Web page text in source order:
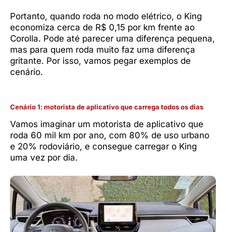
Portanto, quando roda no modo elétrico, o King
economiza cerca de R$ 0,15 por km frente ao
Corolla. Pode até parecer uma diferença pequena,
mas para quem roda muito faz uma diferença
gritante. Por isso, vamos pegar exemplos de
cenário.
Cenário 1: motorista de aplicativo que carrega todos os dias
Vamos imaginar um motorista de aplicativo que
roda 60 mil km por ano, com 80% de uso urbano
e 20% rodoviário, e consegue carregar o King
uma vez por dia.